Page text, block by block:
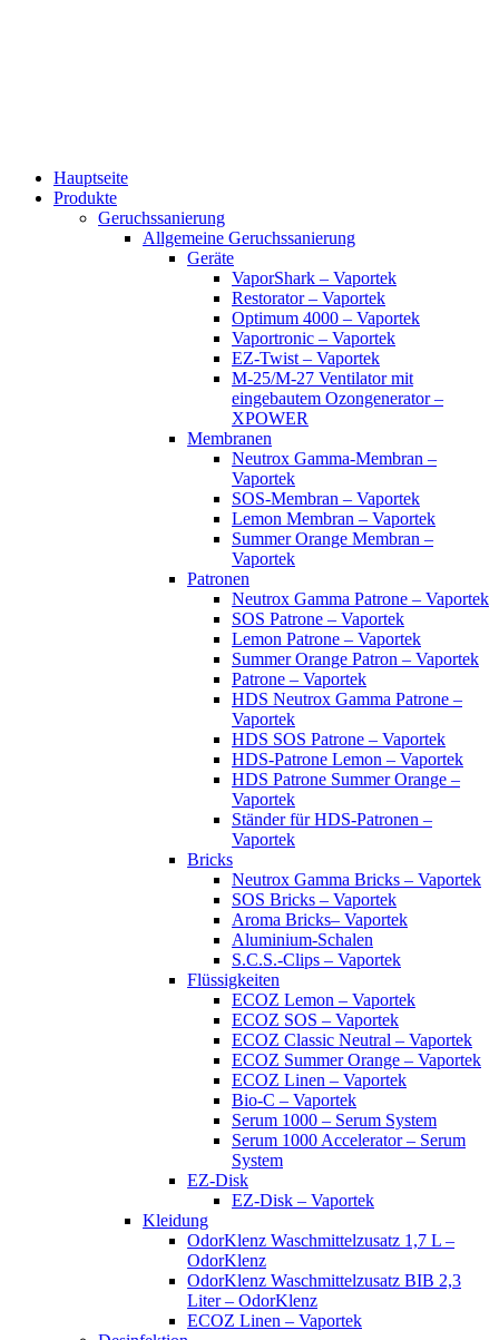
Hauptseite
Produkte
Geruchssanierung
Allgemeine Geruchssanierung
Geräte
VaporShark – Vaportek
Restorator – Vaportek
Optimum 4000 – Vaportek
Vaportronic – Vaportek
EZ-Twist – Vaportek
M-25/M-27 Ventilator mit
eingebautem Ozongenerator –
XPOWER
Membranen
Neutrox Gamma-Membran –
Vaportek
SOS-Membran – Vaportek
Lemon Membran – Vaportek
Summer Orange Membran –
Vaportek
Patronen
Neutrox Gamma Patrone – Vaportek
SOS Patrone – Vaportek
Lemon Patrone – Vaportek
Summer Orange Patron – Vaportek
Patrone – Vaportek
HDS Neutrox Gamma Patrone –
Vaportek
HDS SOS Patrone – Vaportek
HDS-Patrone Lemon – Vaportek
HDS Patrone Summer Orange –
Vaportek
Ständer für HDS-Patronen –
Vaportek
Bricks
Neutrox Gamma Bricks – Vaportek
SOS Bricks – Vaportek
Aroma Bricks– Vaportek
Aluminium-Schalen
S.C.S.-Clips – Vaportek
Flüssigkeiten
ECOZ Lemon – Vaportek
ECOZ SOS – Vaportek
ECOZ Classic Neutral – Vaportek
ECOZ Summer Orange – Vaportek
ECOZ Linen – Vaportek
Bio-C – Vaportek
Serum 1000 – Serum System
Serum 1000 Accelerator – Serum
System
EZ-Disk
EZ-Disk – Vaportek
Kleidung
OdorKlenz Waschmittelzusatz 1,7 L –
OdorKlenz
OdorKlenz Waschmittelzusatz BIB 2,3
Liter – OdorKlenz
ECOZ Linen – Vaportek